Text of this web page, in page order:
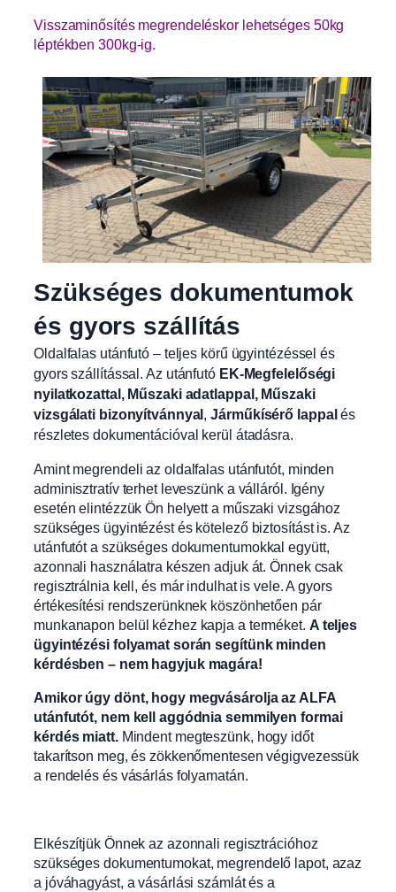
Visszaminősítés megrendeléskor lehetséges 50kg
léptékben 300kg-ig.
Szükséges dokumentumok
és gyors szállítás
Oldalfalas utánfutó – teljes körű ügyintézéssel és
gyors szállítással. Az utánfutó EK-Megfelelőségi
nyilatkozattal, Műszaki adatlappal, Műszaki
vizsgálati bizonyítvánnyal ,Járműkísérő lappal és
részletes dokumentációval kerül átadásra.
Amint megrendeli az oldalfalas utánfutót, minden
adminisztratív terhet leveszünk a válláról. Igény
esetén elintézzük Ön helyett a műszaki vizsgához
szükséges ügyintézést és kötelező biztosítást is. Az
utánfutót a szükséges dokumentumokkal együtt,
azonnali használatra készen adjuk át. Önnek csak
regisztrálnia kell, és már indulhat is vele. A gyors
értékesítési rendszerünknek köszönhetően pár
munkanapon belül kézhez kapja a terméket. A teljes
ügyintézési folyamat során segítünk minden
kérdésben – nem hagyjuk magára!
Amikor úgy dönt, hogy megvásárolja az ALFA
utánfutót, nem kell aggódnia semmilyen formai
kérdés miatt. Mindent megteszünk, hogy időt
takarítson meg, és zökkenőmentesen végigvezessük
a rendelés és vásárlás folyamatán.
Elkészítjük Önnek az azonnali regisztrációhoz
szükséges dokumentumokat, megrendelő lapot, azaz
a jóváhagyást, a vásárlási számlát és a